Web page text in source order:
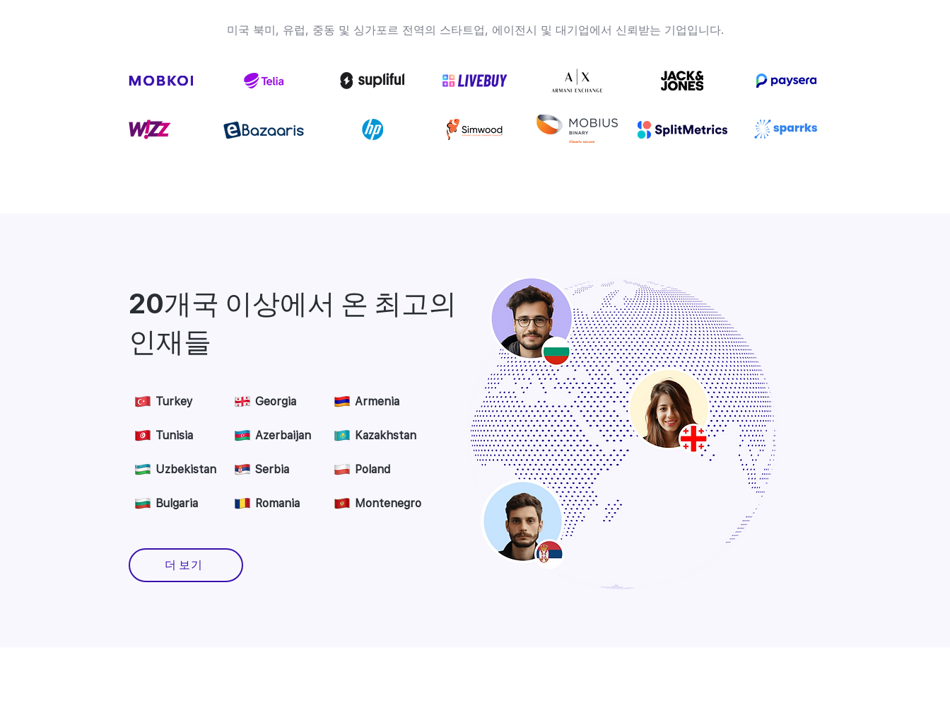
미국 북미, 유럽, 중동 및 싱가포르 전역의 스타트업, 에이전시 및 대기업에서 신뢰받는 기업입니다.
20개국 이상에서 온 최고의
인재들
Turkey
Tunisia
Uzbekistan
Bulgaria
Georgia
Azerbaijan
Serbia
Romania
Armenia
Kazakhstan
Poland
Montenegro
더 보기